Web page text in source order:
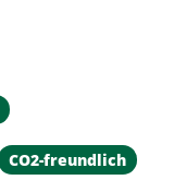
CO2-freundlich